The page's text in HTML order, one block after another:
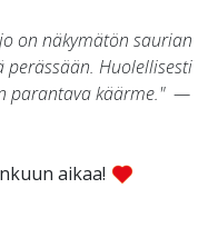
on näkymätön saurian
Huolellisesti
parantava käärme." —
aikaa!